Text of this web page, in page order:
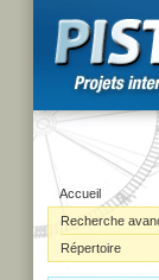
Accueil
Recherche
Répertoire